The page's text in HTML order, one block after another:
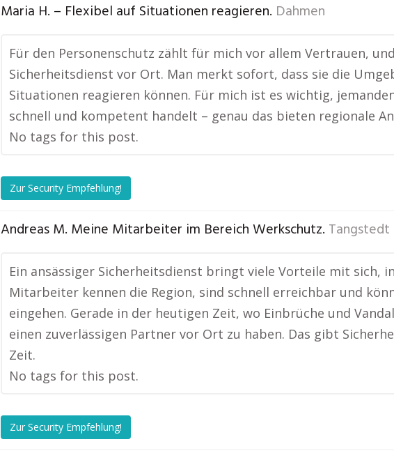
Maria H. – Flexibel auf Situationen reagieren. Dahmen
Für den Personenschutz zählt für mich vor allem Vertrauen,
Sicherheitsdienst vor Ort. Man merkt sofort, dass sie die
Situationen reagieren können. Für mich ist es wichtig,
schnell und kompetent handelt – genau das bieten regionale
No tags for this post.
Zur Security Empfehlung!
Andreas M. Meine Mitarbeiter im Bereich Werkschutz.
Ein ansässiger Sicherheitsdienst bringt viele Vorteile mit sich,
Mitarbeiter kennen die Region, sind schnell erreichbar und
eingehen. Gerade in der heutigen Zeit, wo Einbrüche und
einen zuverlässigen Partner vor Ort zu haben. Das gibt
Zeit.
No tags for this post.
Zur Security Empfehlung!